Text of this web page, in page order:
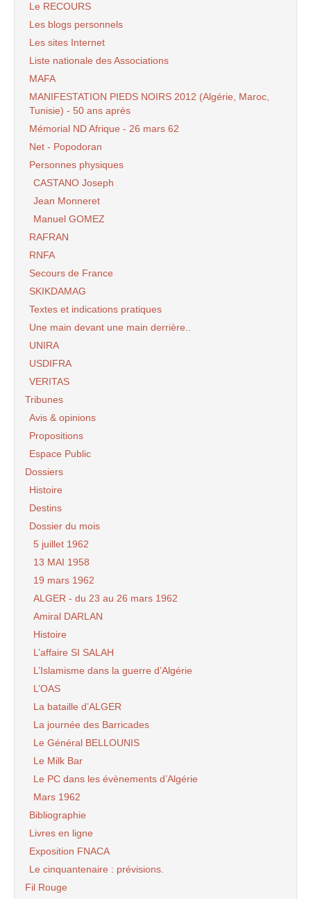
Le RECOURS
Les blogs personnels
Les sites Internet
Liste nationale des Associations
MAFA
MANIFESTATION PIEDS NOIRS 2012 (Algérie, Maroc,
Tunisie) - 50 ans après
Mémorial ND Afrique - 26 mars 62
Net - Popodoran
Personnes physiques
CASTANO Joseph
Jean Monneret
Manuel GOMEZ
RAFRAN
RNFA
Secours de France
SKIKDAMAG
Textes et indications pratiques
Une main devant une main derrière..
UNIRA
USDIFRA
VERITAS
Tribunes
Avis & opinions
Propositions
Espace Public
Dossiers
Histoire
Destins
Dossier du mois
5 juillet 1962
13 MAI 1958
19 mars 1962
ALGER - du 23 au 26 mars 1962
Amiral DARLAN
Histoire
L’affaire SI SALAH
L’Islamisme dans la guerre d’Algérie
L’OAS
La bataille d’ALGER
La journée des Barricades
Le Général BELLOUNIS
Le Milk Bar
Le PC dans les évènements d’Algérie
Mars 1962
Bibliographie
Livres en ligne
Exposition FNACA
Le cinquantenaire : prévisions.
Fil Rouge